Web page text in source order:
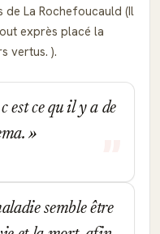
de La Rochefoucauld (Il
exprès placé la
vertus. ).
est ce qu il y a de
semble être